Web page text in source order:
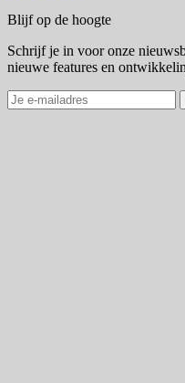
Blijf op de hoogte
Schrijf je in voor onze
nieuwe features en